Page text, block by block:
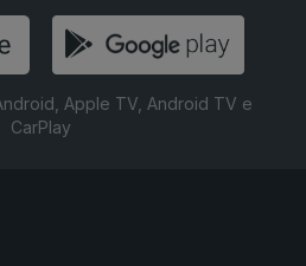
Apple TV, Android TV e
CarPlay